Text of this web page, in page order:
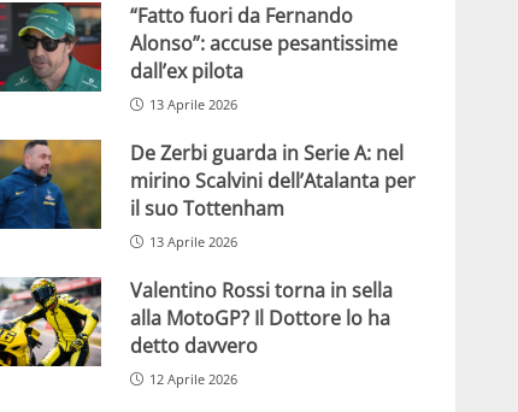
“Fatto fuori da Fernando
Alonso”: accuse pesantissime
dall’ex pilota
13 Aprile 2026
De Zerbi guarda in Serie A: nel
mirino Scalvini dell’Atalanta per
il suo Tottenham
13 Aprile 2026
Valentino Rossi torna in sella
alla MotoGP? Il Dottore lo ha
detto davvero
12 Aprile 2026